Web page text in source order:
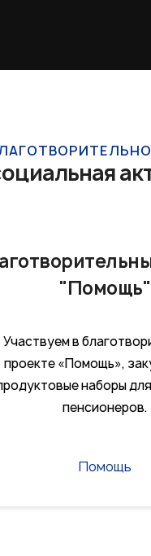
"Помощь"
Участвуем в
проекте «Помощь»,
наборы
пенсионеров.
Помощь